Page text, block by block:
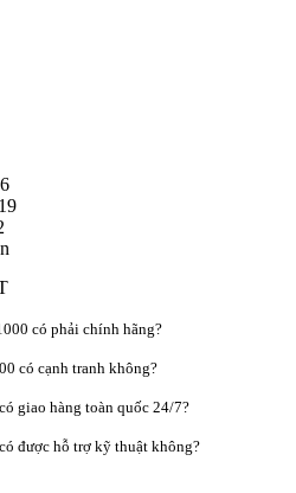
có phải chính hãng?
có cạnh tranh không?
giao hàng toàn quốc 24/7?
được hỗ trợ kỹ thuật không?